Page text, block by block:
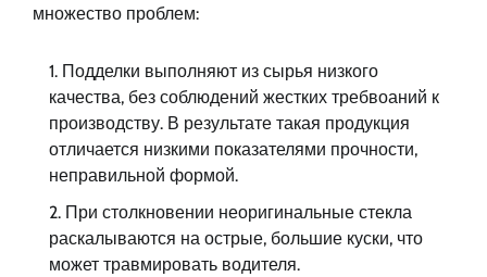
множество проблем:
Подделки выполняют из сырья низкого
качества, без соблюдений жестких требвоаний к
производству. В результате такая продукция
отличается низкими показателями прочности,
неправильной формой.
При столкновении неоригинальные стекла
раскалываются на острые, большие куски, что
может травмировать водителя.